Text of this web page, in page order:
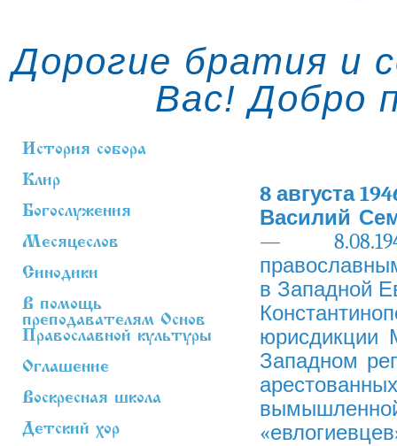
Дорогие братия и
Вас! Добро
История собора
Клир
Богослужения
Месяцеслов
Синодики
В помощь
преподавателям Основ
Православной культуры
Оглашение
Воскресная школа
Детский хор
8 августа
Василий
—
в Западной
юрисдикции
Западном